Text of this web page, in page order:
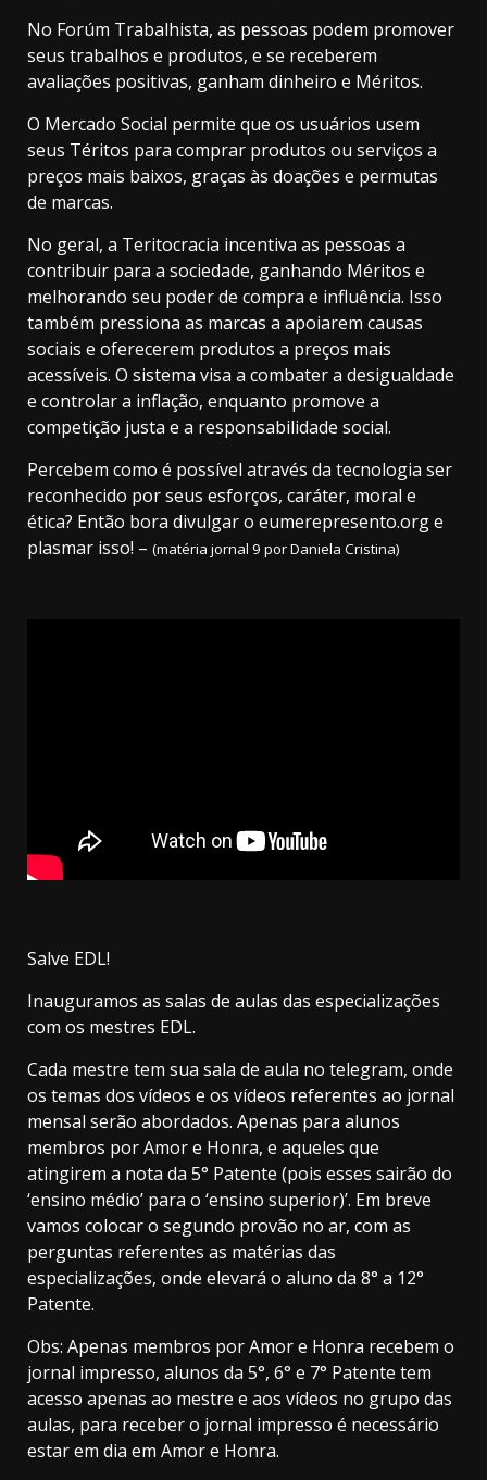
No Forúm Trabalhista, as pessoas podem promover
seus trabalhos e produtos, e se receberem
avaliações positivas, ganham dinheiro e Méritos.
O Mercado Social permite que os usuários usem
seus Téritos para comprar produtos ou serviços a
preços mais baixos, graças às doações e permutas
de marcas.
No geral, a Teritocracia incentiva as pessoas a
contribuir para a sociedade, ganhando Méritos e
melhorando seu poder de compra e influência. Isso
também pressiona as marcas a apoiarem causas
sociais e oferecerem produtos a preços mais
acessíveis. O sistema visa a combater a desigualdade
e controlar a inflação, enquanto promove a
competição justa e a responsabilidade social.
Percebem como é possível através da tecnologia ser
reconhecido por seus esforços, caráter, moral e
ética? Então bora divulgar o eumerepresento.orge
plasmar isso! – (matéria jornal 9 por Daniela Cristina)
Salve EDL!
Inauguramos as salas de aulas das especializações
com os mestres EDL.
Cada mestre tem sua sala de aula no telegram, onde
os temas dos vídeos e os vídeos referentes ao jornal
mensal serão abordados. Apenas para alunos
membros por Amor e Honra, e aqueles que
atingirem a nota da 5° Patente (pois esses sairão do
‘ensino médio’ para o ‘ensino superior)’. Em breve
vamos colocar o segundo provão no ar, com as
perguntas referentes as matérias das
especializações, onde elevará o aluno da 8° a 12°
Patente.
Obs: Apenas membros por Amor e Honra recebem o
jornal impresso, alunos da 5°, 6° e 7° Patente tem
acesso apenas ao mestre e aos vídeos no grupo das
aulas, para receber o jornal impresso é necessário
estar em dia em Amor e Honra.